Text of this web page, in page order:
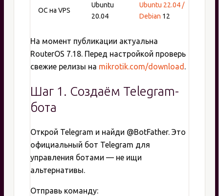
ОС на VPS
Ubuntu
20.04
Ubuntu 22.04 /
Debian 12
На момент публикации актуальна
RouterOS 7.18. Перед настройкой проверь
свежие релизы на mikrotik.com/download
Шаг 1. Создаём Telegram-
бота
Открой Telegram и найди @BotFather. Это
официальный бот Telegram для
управления ботами — не ищи
альтернативы.
Отправь команду: